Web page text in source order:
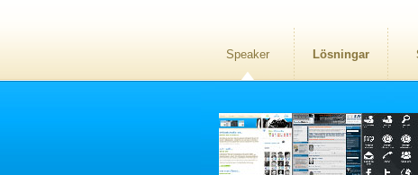
Speaker Lösningar